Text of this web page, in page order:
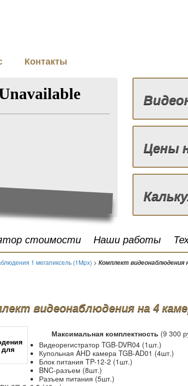
Контакты
Цены
стоимости Наши работы
1 мегапиксель (1Mpx) > Комплект видеонаблюдения
видеонаблюдения на 4
Максимальная комплектность (9 300
Видеорегистратор TGB-DVR04 (1шт.)
Купольная AHD камера TGB-AD01 (4шт.)
Блок питания TP-12-2 (1шт.)
BNC-разъем (8шт.)
Разъем питания (5шт.)